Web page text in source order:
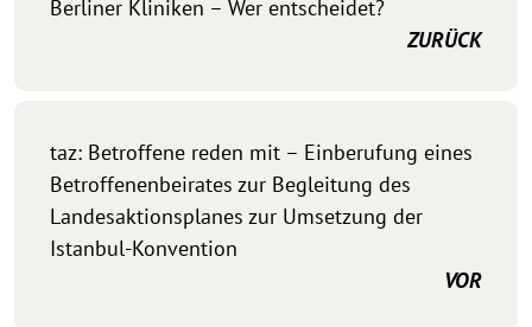
Berliner Kliniken – Wer entscheidet?
ZURÜCK
taz: Betroffene reden mit – Einberufung eines
Betroffenenbeirates zur Begleitung des
Landesaktionsplanes zur Umsetzung der
Istanbul-Konvention
VOR